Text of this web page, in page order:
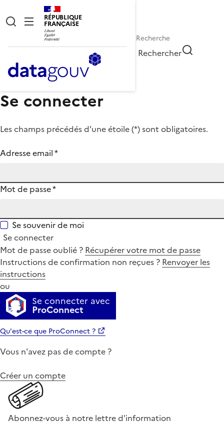
RÉPUBLIQUE
FRANÇAISE
Rechercher
Se connecter
Les champs précédés d'une étoile (*) sont obligatoires.
Adresse email*
Mot de passe*
Se souvenir de moi
Se connecter
Mot de passe oublié ? Récupérer votre mot de passe
Instructions de confirmation non reçues ? Renvoyer les
instructions
ou
Se connecter avec
ProConnect
Qu'est-ce que ProConnect ?
Vous n'avez pas de compte ?
Créer un compte
Abonnez-vous à notre lettre d'information